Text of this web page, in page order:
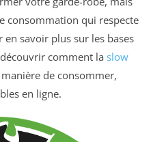
consommation qui respecte
en savoir plus sur les bases
comment la slow
de consommer,
en ligne.